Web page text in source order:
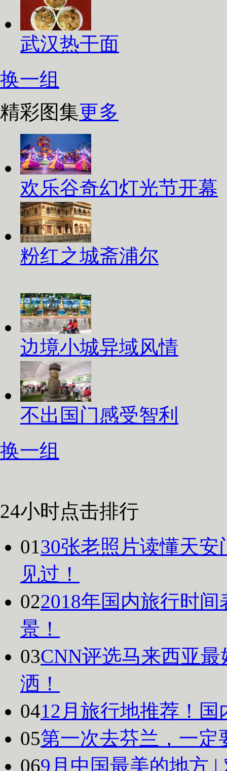
武汉热干面
换一组
精彩图集更多
欢乐谷奇幻灯光节开幕
粉红之城斋浦尔
边境小城异域风情
不出国门感受智利
换一组
24小时点击排行
0130张老照片读懂天
见过！
022018年国内旅行时
景！
03CNN评选马来西亚
洒！
0412月旅行地推荐！
05第一次去芬兰，一定
069月中国最美的地方